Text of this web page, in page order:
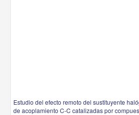
Estudio del efecto remoto del sustituyente
de acoplamiento C-C catalizadas por